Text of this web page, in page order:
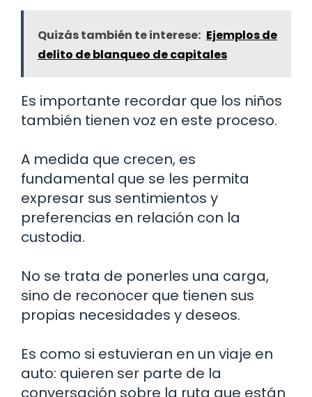
Quizás también te interese: Ejemplos de
delito de blanqueo de capitales
Es importante recordar que los niños
también tienen voz en este proceso.
A medida que crecen, es
fundamental que se les permita
expresar sus sentimientos y
preferencias en relación con la
custodia.
No se trata de ponerles una carga,
sino de reconocer que tienen sus
propias necesidades y deseos.
Es como si estuvieran en un viaje en
auto: quieren ser parte de la
conversación sobre la ruta que están